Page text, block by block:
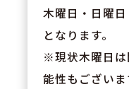
木曜日・日曜
となります。
※現状木曜日は
能性もございま